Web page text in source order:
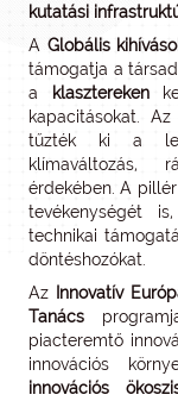
kutatási
A Globális
támogatja a
a
klasztereken
kapacitásokat. Az
tűzték ki a
klímaváltozás,
érdekében. A
tevékenységét
technikai
döntéshozókat.
Az
Innovatív
Tanács
piacteremtő
innovációs
innovációs